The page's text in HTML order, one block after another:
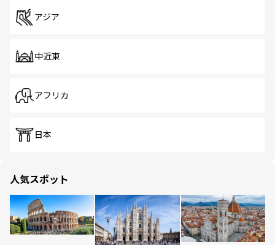
アジア
中近東
アフリカ
日本
人気スポット